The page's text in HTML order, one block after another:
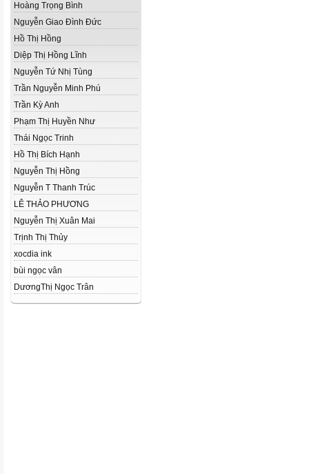
Hoàng Trọng Bình
Nguyễn Giao Đình Đức
Hồ Thị Hồng
Diệp Thị Hồng Lĩnh
Nguyễn Tứ Nhị Tùng
Trần Nguyễn Minh Phú
Trần Kỳ Anh
Phạm Thị Huyền Như
Thái Ngọc Trinh
Hồ Thị Bích Hạnh
Nguyễn Thị Hồng
Nguyễn T Thanh Trúc
LÊ THẢO PHƯƠNG
Nguyễn Thị Xuân Mai
Trịnh Thị Thủy
xocdia ink
bùi ngọc vân
DươngThị Ngọc Trân